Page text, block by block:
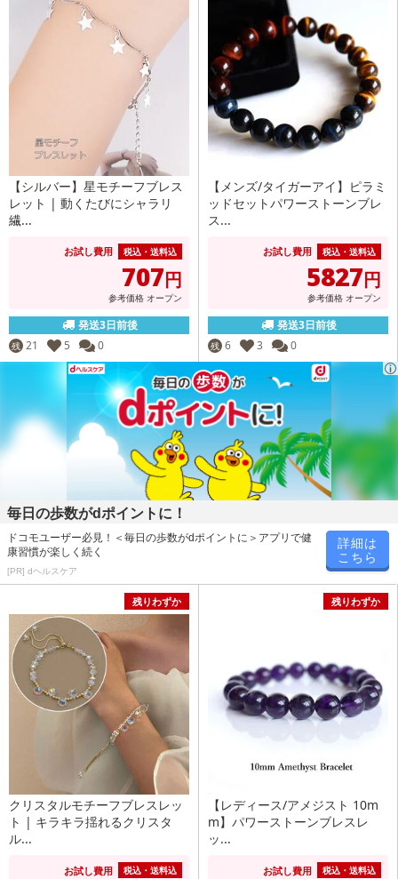
【シルバー】星モチーフブレス
レット | 動くたびにシャラリ
繊...
お試し費用 税込・送料込
707円
参考価格 オープン
発送3日前後
残 21 5 0
【メンズ/タイガーアイ】ピラミ
ッドセットパワーストーンブレ
ス...
お試し費用 税込・送料込
5827円
参考価格 オープン
発送3日前後
残 6 3 0
毎日の歩数がdポイントに！
ドコモユーザー必見！＜毎日の歩数がdポイントに＞アプリで健
康習慣が楽しく続く
[PR] dヘルスケア
詳細は
こちら
残りわずか
クリスタルモチーフブレスレッ
ト | キラキラ揺れるクリスタ
ル...
お試し費用 税込・送料込
残りわずか
【レディース/アメジスト 10m
m】パワーストーンブレスレ
ッ...
お試し費用 税込・送料込